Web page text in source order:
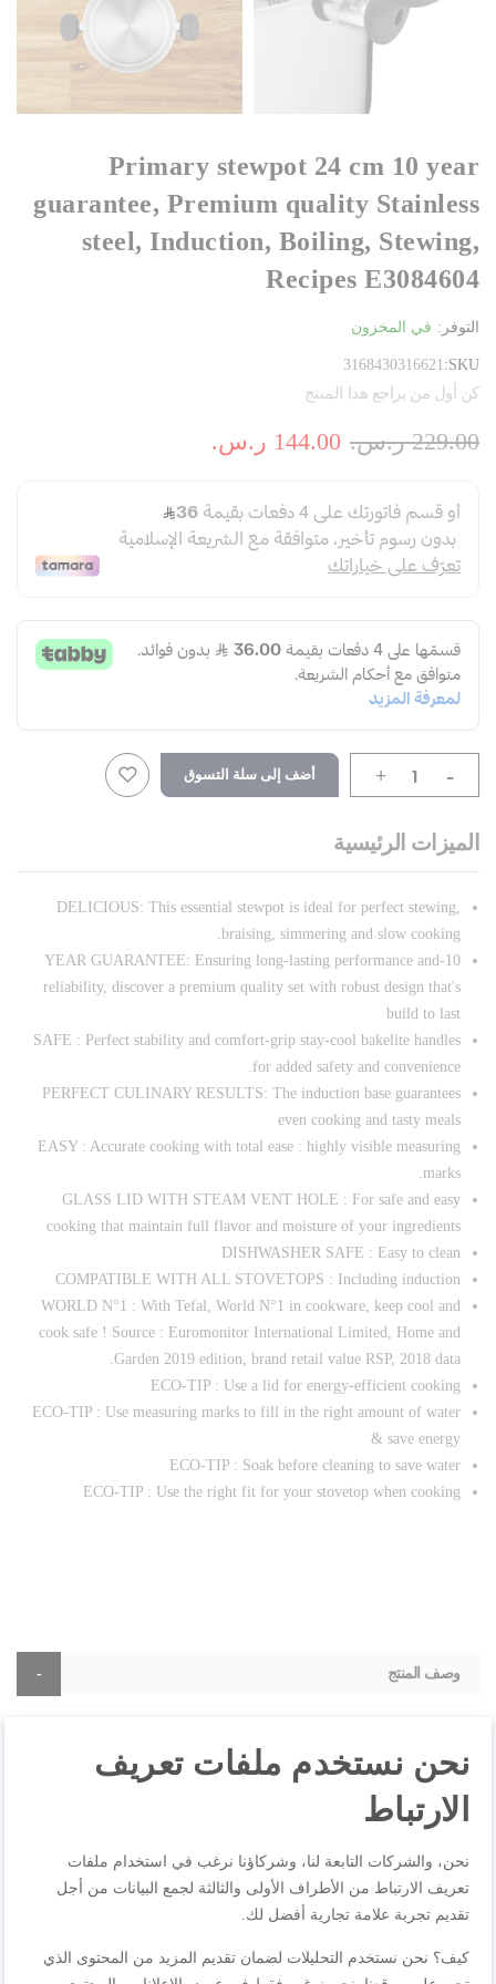
Primary stewpot 24 cm 10 year
guarantee, Premium quality Stainless
steel, Induction, Boiling, Stewing,
Recipes E3084604
التوفر: في المخزون
SKU
3168430316621
كن أول من يراجع هذا المنتج
144.00 ر.س.‏ 229.00 ر.س.‏
-
+ أضف إلى سلة التسوق
الميزات الرئيسية
DELICIOUS: This essential stewpot is ideal for perfect stewing,
braising, simmering and slow cooking.
10-YEAR GUARANTEE: Ensuring long-lasting performance and
reliability, discover a premium quality set with robust design that's
build to last
SAFE : Perfect stability and comfort-grip stay-cool bakelite handles
for added safety and convenience.
PERFECT CULINARY RESULTS: The induction base guarantees
even cooking and tasty meals
EASY : Accurate cooking with total ease : highly visible measuring
marks.
GLASS LID WITH STEAM VENT HOLE : For safe and easy
cooking that maintain full flavor and moisture of your ingredients
DISHWASHER SAFE : Easy to clean
COMPATIBLE WITH ALL STOVETOPS : Including induction
WORLD N°1 : With Tefal, World N°1 in cookware, keep cool and
cook safe ! Source : Euromonitor International Limited, Home and
Garden 2019 edition, brand retail value RSP, 2018 data.
ECO-TIP : Use a lid for energy-efficient cooking
ECO-TIP : Use measuring marks to fill in the right amount of water
& save energy
ECO-TIP : Soak before cleaning to save water
ECO-TIP : Use the right fit for your stovetop when cooking
وصف المنتج
cooking made easy! Endless cooking options are within reach
thanks to the straightforward, hassle-free format designed to help
you cook anything, from comfort food like the perfect hearty
stew to more adventurous options like curry or chili, with the
ideal portion for any occasion. Get started cooking in no time,
with durable stainless steel and smart features designed for total
peace of mind and convenience.
نحن نستخدم ملفات تعريف
الارتباط
نحن، والشركات التابعة لنا، وشركاؤنا نرغب في استخدام ملفات
تعريف الارتباط من الأطراف الأولى والثالثة لجمع البيانات من أجل
تقديم تجربة علامة تجارية أفضل لك.
كيف؟ نحن نستخدم التحليلات لضمان تقديم المزيد من المحتوى الذي